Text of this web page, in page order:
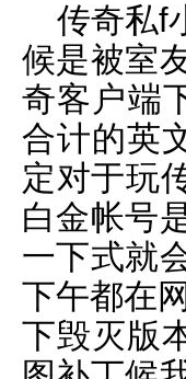
传奇私f
候是被室
奇客户端
合计的英
定对于玩
白金帐号
一下式就
下午都在
下毁灭版